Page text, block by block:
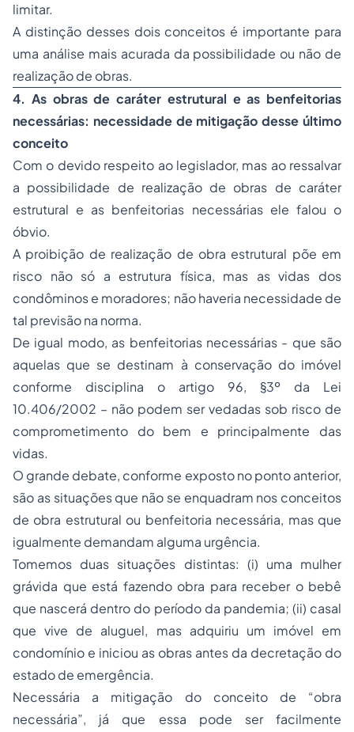
limitar.
A distinção desses dois conceitos é importante para
uma análise mais acurada da possibilidade ou não de
realização de obras.
4. As obras de caráter estrutural e as benfeitorias
necessárias: necessidade de mitigação desse último
conceito
Com o devido respeito ao legislador, mas ao ressalvar
a possibilidade de realização de obras de caráter
estrutural e as benfeitorias necessárias ele falou o
óbvio.
A proibição de realização de obra estrutural põe em
risco não só a estrutura física, mas as vidas dos
condôminos e moradores; não haveria necessidade de
tal previsão na norma.
De igual modo, as benfeitorias necessárias - que são
aquelas que se destinam à conservação do imóvel
conforme disciplina o artigo 96, §3º da Lei
10.406/2002 – não podem ser vedadas sob risco de
comprometimento do bem e principalmente das
vidas.
O grande debate, conforme exposto no ponto anterior,
são as situações que não se enquadram nos conceitos
de obra estrutural ou benfeitoria necessária, mas que
igualmente demandam alguma urgência.
Tomemos duas situações distintas: (i) uma mulher
grávida que está fazendo obra para receber o bebê
que nascerá dentro do período da pandemia; (ii) casal
que vive de aluguel, mas adquiriu um imóvel em
condomínio e iniciou as obras antes da decretação do
estado de emergência.
Necessária a mitigação do conceito de “obra
necessária”, já que essa pode ser facilmente